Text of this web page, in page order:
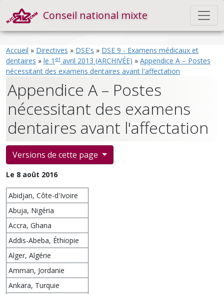
Conseil national mixte
Accueil » Directives » DSE's » DSE 9 - Examens médicaux et
dentaires » le 1 eravril 2013 (ARCHIVÉE) » Appendice A – Postes
nécessitant des examens dentaires avant l'affectation
Appendice A – Postes
nécessitant des examens
dentaires avant l'affectation
Versions de cette page
Le 8 août 2016
Abidjan, Côte-d'Ivoire
Abuja, Nigéria
Accra, Ghana
Addis-Abeba, Éthiopie
Alger, Algérie
Amman, Jordanie
Ankara, Turquie